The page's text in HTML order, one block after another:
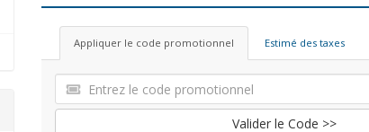
Appliquer le code promotionnel Estimé des taxes
Valider le Code >>